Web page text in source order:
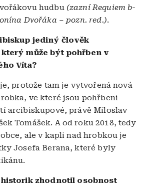
hudbu (zazní Requiem b-
Dvořáka – pozn. red.).
jediný člověk
může být pohřben v
Víta?
protože tam je vytvořená nová
ve které jsou pohřbeni
arcibiskupové, právě Miloslav
Tomášek. A od roku 2018, tedy
ale v kapli nad hrobkou je
Josefa Berana, které byly
zhodnotil osobnost